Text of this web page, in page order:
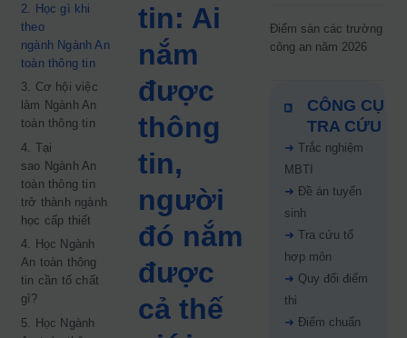
2. Học gì khi
theo
ngành Ngành An
toàn thông tin
3. Cơ hội việc
làm Ngành An
toàn thông tin
4. Tại
sao Ngành An
toàn thông tin
trở thành ngành
học cấp thiết
4. Học Ngành
An toàn thông
tin cần tố chất
gì?
5. Học Ngành
tin: Ai
nắm
được
thông
tin,
người
đó nắm
được
cả thế
Điểm sàn các trường
công an năm 2026
CÔNG CỤ
TRA CỨU
➜ Trắc nghiệm
MBTI
➜ Đề án tuyển
sinh
➜ Tra cứu tổ
hợp môn
➜ Quy đổi điểm
thi
➜ Điểm chuẩn